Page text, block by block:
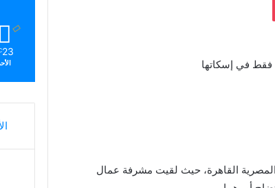
فقط في إسكاتها
القاهرة، حيث لقيت مشرفة عمال
23